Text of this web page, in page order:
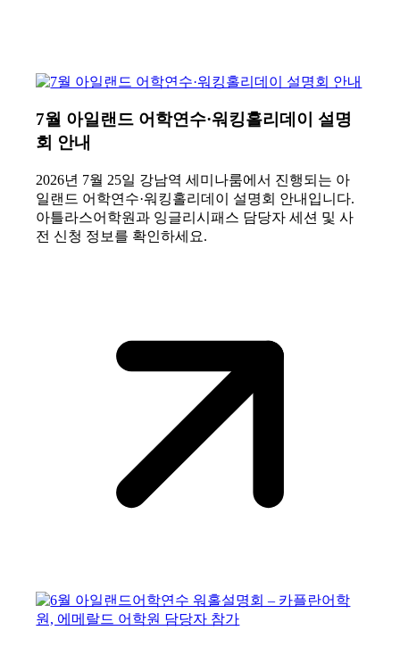
7월 아일랜드 어학연수·워킹홀리데이 설명
회 안내
2026년 7월 25일 강남역 세미나룸에서 진행되는 아
일랜드 어학연수·워킹홀리데이 설명회 안내입니다.
아틀라스어학원과 잉글리시패스 담당자 세션 및 사
전 신청 정보를 확인하세요.